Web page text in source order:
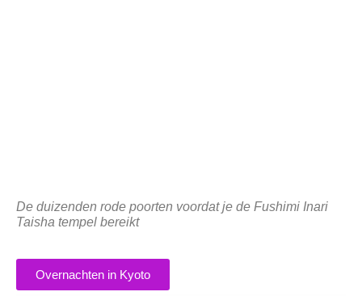
De duizenden rode poorten voordat je de Fushimi Inari
Taisha tempel bereikt
Overnachten in Kyoto